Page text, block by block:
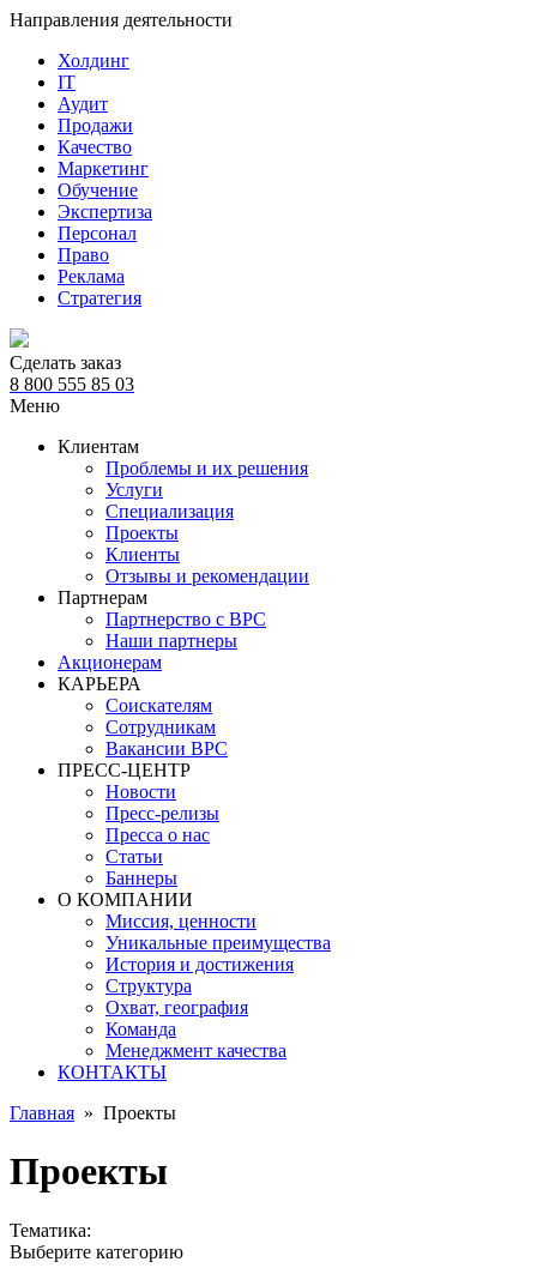
Направления деятельности
Холдинг
IT
Аудит
Продажи
Качество
Маркетинг
Обучение
Экспертиза
Персонал
Право
Реклама
Стратегия
Сделать заказ
8 800 555 85 03
Меню
Клиентам
Проблемы и их решения
Услуги
Специализация
Проекты
Клиенты
Отзывы и рекомендации
Партнерам
Партнерство с BPC
Наши партнеры
Акционерам
КАРЬЕРА
Соискателям
Сотрудникам
Вакансии BPC
ПРЕСС-ЦЕНТР
Новости
Пресс-релизы
Пресса о нас
Статьи
Баннеры
О КОМПАНИИ
Миссия, ценности
Уникальные преимущества
История и достижения
Структура
Охват, география
Команда
Менеджмент качества
КОНТАКТЫ
Главная » Проекты
Проекты
Тематика:
Выберите категорию